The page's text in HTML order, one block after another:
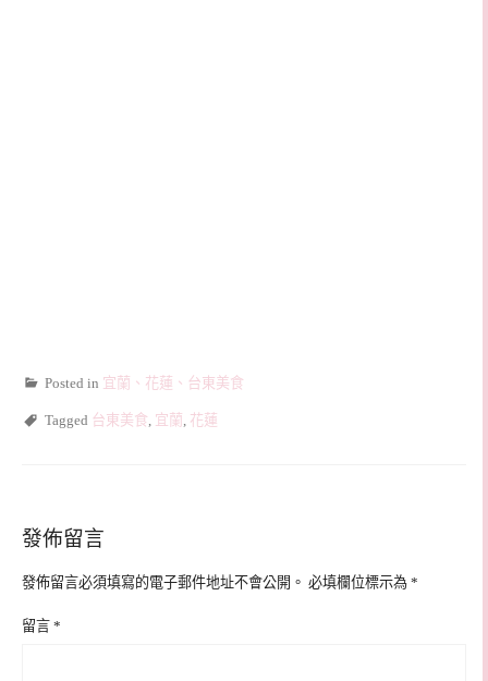
Posted in 宜蘭、花蓮、台東美食
Tagged 台東美食, 宜蘭, 花蓮
發佈留言
發佈留言必須填寫的電子郵件地址不會公開。 必填欄位標示為 *
留言 *